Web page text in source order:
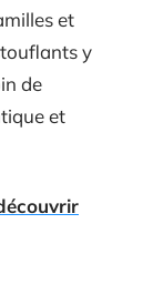
et
y
de
et